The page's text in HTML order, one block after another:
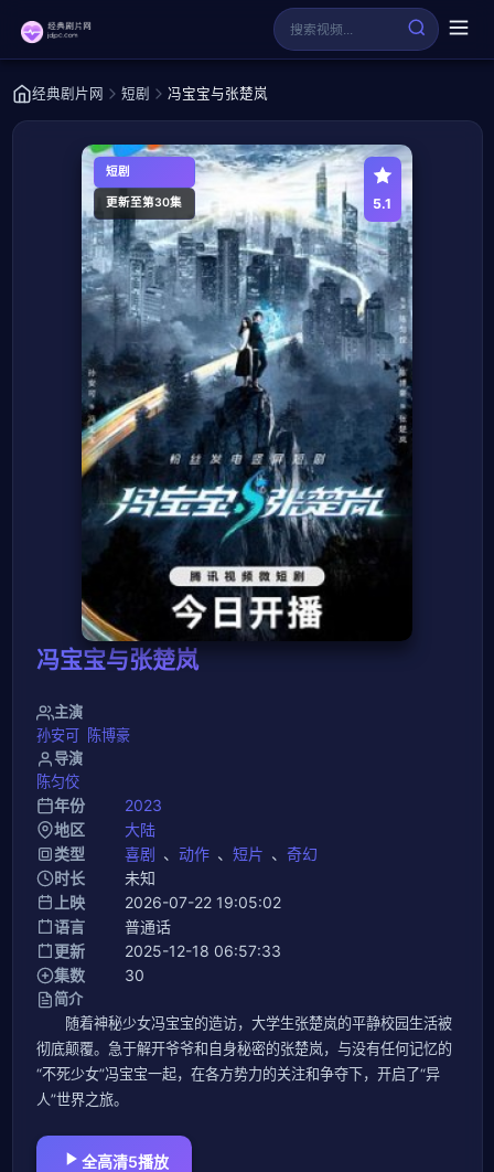
经典剧片网 短剧 冯宝宝与张楚岚
短剧
更新至第30集 5.1
冯宝宝与张楚岚
主演
孙安可 陈博豪
导演
陈匀佼
年份
2023
地区
大陆
类型
喜剧 、 动作 、 短片 、 奇幻
时长
未知
上映
2026-07-22 19:05:02
语言
普通话
更新
2025-12-18 06:57:33
集数
30
简介
随着神秘少女冯宝宝的造访，大学生张楚岚的平静校园生活被
彻底颠覆。急于解开爷爷和自身秘密的张楚岚，与没有任何记忆的
“不死少女”冯宝宝一起，在各方势力的关注和争夺下，开启了“异
人”世界之旅。
全高清5播放